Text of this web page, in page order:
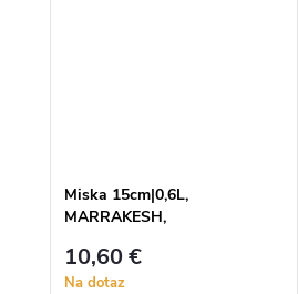
Miska 15cm|0,6L,
MARRAKESH,
Blanc|Costa Nova
10,60 €
Na dotaz